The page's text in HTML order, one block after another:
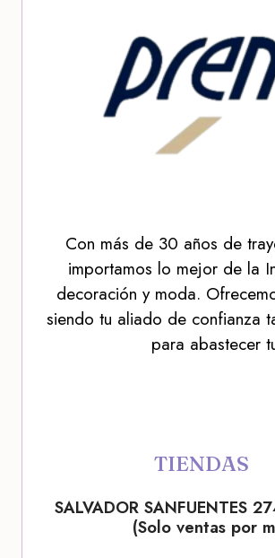
Con más de 30 años de
importamos lo mejor de la
decoración y moda.
siendo tu aliado de confianza
para abastecer
TIENDAS
SALVADOR SANFUENTES
(Solo ventas por